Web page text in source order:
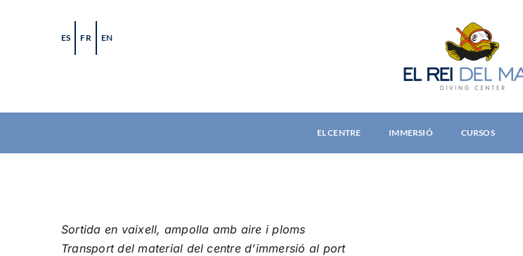
ES FR EN
EL CENTRE IMMERSIÓ CURSOS
Sortida en vaixell, ampolla amb aire i ploms
Transport del material del centre d’immersió al port